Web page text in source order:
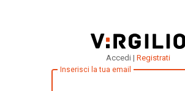
Accedi | Registrati
Inserisci la tua email